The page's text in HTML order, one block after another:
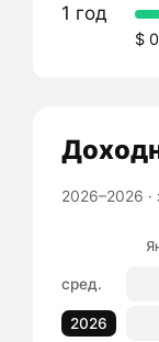
1 год
$
2026–2026 ·
сред.
2026